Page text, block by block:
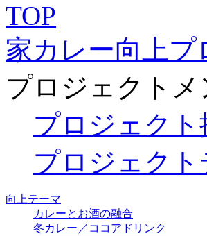
TOP
家カレー向上
プロジェクトメ
プロジェクト
プロジェク
向上テーマ
カレーとお酒の融合
冬カレー／ココアドリンク